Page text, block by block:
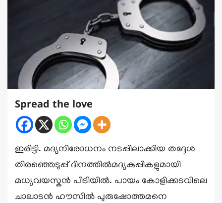
Spread the love
ഇരിട്ടി. മദ്യനിരോധനം നടപ്പിലാക്കിയ തദ്ദേശ
തിരഞ്ഞെടുപ്പ് ദിനത്തിൽമദ്യകുപ്പികളുമായി
മധ്യവയസ്കൻ പിടിയിൽ. പായം കോളിക്കടവിലെ
ചാലാടൻ ഹൗസിൽ പുരുഷോത്തമനെ